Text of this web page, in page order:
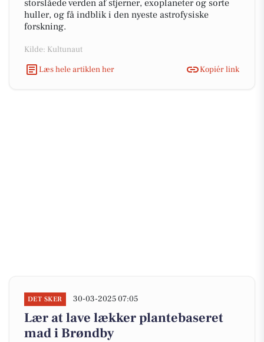
storslåede verden af stjerner, exoplaneter og sorte
huller, og få indblik i den nyeste astrofysiske
forskning.
Kilde: Kultunaut
Læs hele artiklen her
Kopiér link
DET SKER 30-03-2025 07:05
Lær at lave lækker plantebaseret
mad i Brøndby